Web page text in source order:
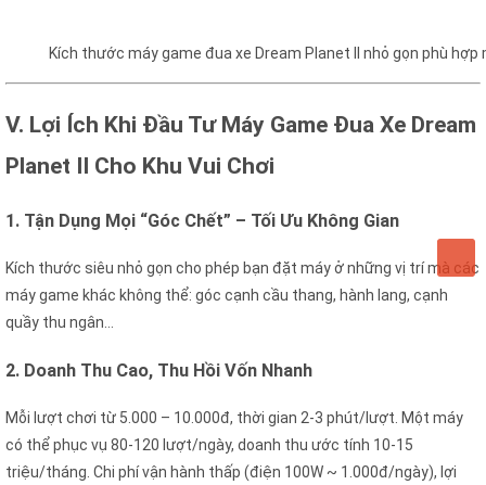
Kích thước máy game đua xe Dream Planet II nhỏ gọn phù hợp
V. Lợi Ích Khi Đầu Tư Máy Game Đua Xe Dream
Planet II Cho Khu Vui Chơi
1. Tận Dụng Mọi “Góc Chết” – Tối Ưu Không Gian
Kích thước siêu nhỏ gọn cho phép bạn đặt máy ở những vị trí mà các
máy game khác không thể: góc cạnh cầu thang, hành lang, cạnh
quầy thu ngân…
2. Doanh Thu Cao, Thu Hồi Vốn Nhanh
Mỗi lượt chơi từ 5.000 – 10.000đ, thời gian 2-3 phút/lượt. Một máy
có thể phục vụ 80-120 lượt/ngày, doanh thu ước tính 10-15
triệu/tháng. Chi phí vận hành thấp (điện 100W ~ 1.000đ/ngày), lợi